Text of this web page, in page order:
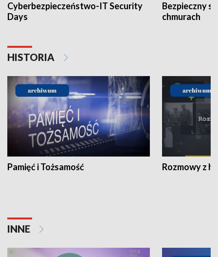
Cyberbezpieczeństwo-IT Security
Days
Bezpieczny
chmurach
HISTORIA
Pamięć i Tożsamość Rozmowy z
INNE